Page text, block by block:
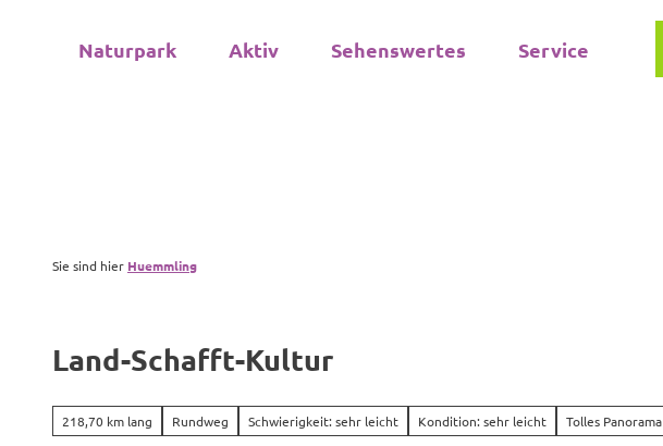
Naturpark Aktiv Sehenswertes Service
Sie sind hier Huemmling
Land-Schafft-Kultur
218,70 km lang Rundweg Schwierigkeit: sehr leicht Kondition: sehr leicht Tolles Panorama